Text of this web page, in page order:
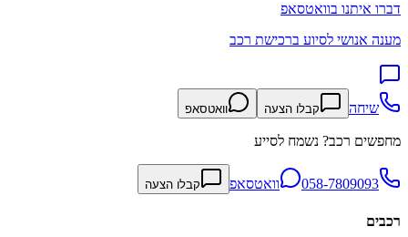
דברו איתנו בוואטסאפ
מענה אנושי לסיוע ברכישת רכב
שיחה קבלו הצעה וואטסאפ
מחפשים רכב? נשמח לסייע
058-7809093 וואטסאפ קבלו הצעה
רכבים